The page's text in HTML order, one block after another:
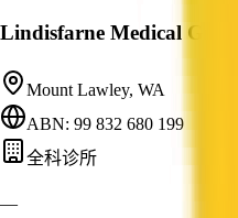
Lindisfarne Medical Group
Mount Lawley, WA
ABN: 99 832 680 199
全科诊所
—